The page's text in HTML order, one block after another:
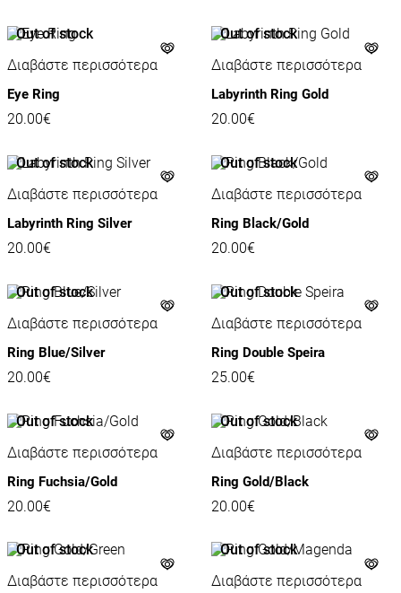
Διαβάστε περισσότερα
Out of stock
Eye Ring
20.00€
Διαβάστε περισσότερα
Out of stock
Labyrinth Ring Gold
20.00€
Διαβάστε περισσότερα
Out of stock
Labyrinth Ring Silver
20.00€
Διαβάστε περισσότερα
Out of stock
Ring Black/Gold
20.00€
Διαβάστε περισσότερα
Out of stock
Ring Blue/Silver
20.00€
Διαβάστε περισσότερα
Out of stock
Ring Double Speira
25.00€
Διαβάστε περισσότερα
Out of stock
Ring Fuchsia/Gold
20.00€
Διαβάστε περισσότερα
Out of stock
Ring Gold/Black
20.00€
Διαβάστε περισσότερα
Out of stock
Διαβάστε περισσότερα
Out of stock